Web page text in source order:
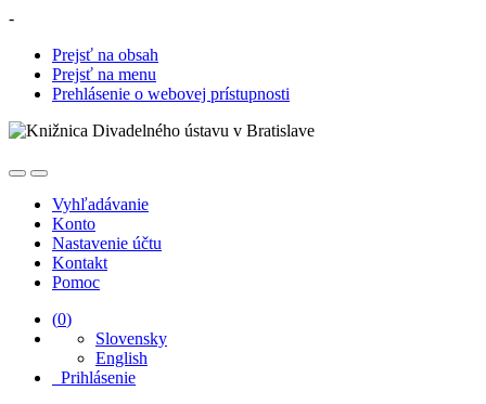
-
Prejsť na obsah
Prejsť na menu
Prehlásenie o webovej prístupnosti
Vyhľadávanie
Konto
Nastavenie účtu
Kontakt
Pomoc
(0)
Slovensky
English
Prihlásenie